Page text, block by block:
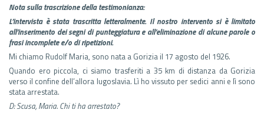
Nota sulla trascrizione della testimonianza:
L’intervista è stata trascritta letteralmente. Il nostro intervento si è limitato
all’inserimento dei segni di punteggiatura e all’eliminazione di alcune parole o
frasi incomplete e/o di ripetizioni.
Mi chiamo Rudolf Maria, sono nata a Gorizia il 17 agosto del 1926.
Quando ero piccola, ci siamo trasferiti a 35 km di distanza da Gorizia
verso il confine dell’allora Iugoslavia. Lì ho vissuto per sedici anni e lì sono
stata arrestata.
D: Scusa, Maria. Chi ti ha arrestato?